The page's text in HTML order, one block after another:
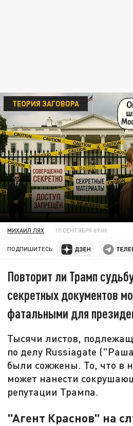
ТЕОРИЯ ЗАГОВОРА
МИХАИЛ ЛЯХ 15 СЕНТЯБРЯ 09:00
ПОДПИШИТЕСЬ:
Повторит ли Трамп
секретных документов
фатальными для
Тысячи листов,
по делу Russiagate
были сожжены. То, что в
может нанести
репутации Трампа.
"Агент Краснов" на